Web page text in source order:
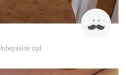
tijd